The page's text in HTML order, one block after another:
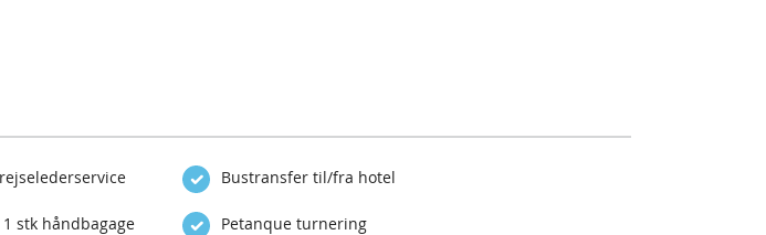
stk håndbagage
Bustransfer til/fra hotel
Petanque turnering